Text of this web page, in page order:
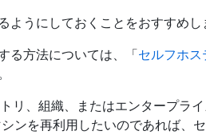
うにしておくことをおすすめし
る方法については、「セルフホ
、組織、またはエンタープラ
ンを再利用したいのであれば、